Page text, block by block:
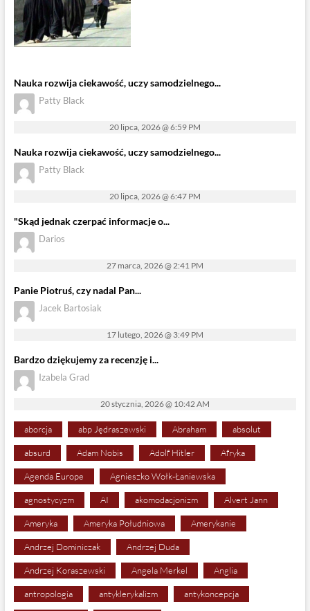
Nauka rozwija ciekawość, uczy samodzielnego...
Patty Black
20 lipca, 2026 @ 6:59 PM
Nauka rozwija ciekawość, uczy samodzielnego...
Patty Black
20 lipca, 2026 @ 6:47 PM
"Skąd jednak czerpać informacje o...
Darios
27 marca, 2026 @ 2:41 PM
Panie Piotruś, czy nadal Pan...
Jacek Bartosiak
17 lutego, 2026 @ 3:49 PM
Bardzo dziękujemy za recenzję i...
Izabela Grad
20 stycznia, 2026 @ 10:42 AM
aborcja abp Jędraszewski Abraham absolut
absurd Adam Nobis Adolf Hitler Afryka
Agenda Europe Agnieszko Wołk-Łaniewska
agnostycyzm AI akomodacjonizm Alvert Jann
Ameryka Ameryka Południowa Amerykanie
Andrzej Dominiczak Andrzej Duda
Andrzej Koraszewski Angela Merkel Anglia
antropologia antyklerykalizm antykoncepcja